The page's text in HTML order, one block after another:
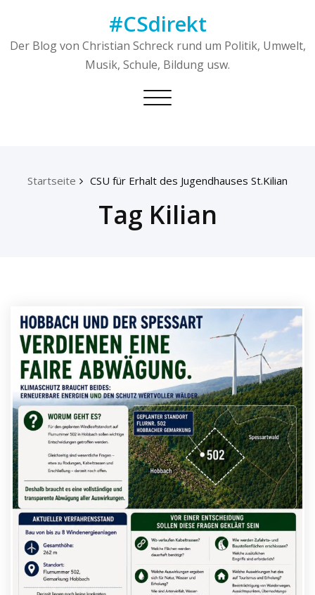
content
#CSdirekt
Der Blog von Christian Schreck rund um Politik, Umwelt,
Musik, Schule, Bildung usw.
Toggle
Startseite CSU für Erhalt des Jugendhauses St.Kilian
Tag Kilian